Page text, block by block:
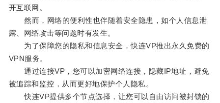
开互联网。
然而，网络的便利性也伴随着安全隐患，如个人信息泄
露、网络攻击等问题时有发生。
为了保障您的隐私和信息安全，快连VP推出永久免费的
VPN服务。
通过连接VP，您可以加密网络连接，隐藏IP地址，避免
被追踪和监控，从而更好地保护个人隐私。
快连VP提供多个节点选择，让您可以自由访问被封锁的